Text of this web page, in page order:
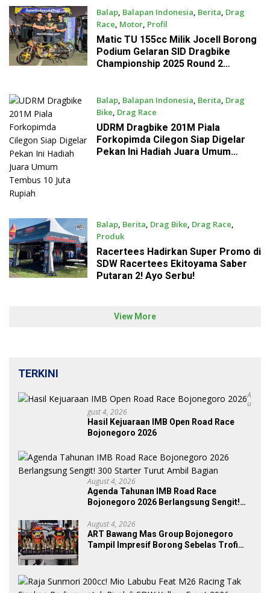
Balap, Balapan Indonesia, Berita, Drag
Race, Motor, Profil
July 29, 2025
Matic TU 155cc Milik Jocell Borong
Podium Gelaran SID Dragbike
Championship 2025 Round 2
Balap, Balapan Indonesia, Berita, Drag
Bike, Drag Race
July 1, 2025
UDRM Dragbike 201M Piala
Forkopimda Cilegon Siap Digelar
Pekan Ini Hadiah Juara Umum
Balap, Berita, Drag Bike, Drag Race,
Produk
June 20, 2025
Racertees Hadirkan Super Promo di
SDW Racertees Ekitoyama Saber
Putaran 2! Ayo Serbu!
View More
TERKINI
A
U
Gust 4, 2026
Hasil Kejuaraan IMB Open Road Race
Bojonegoro 2026
August 4, 2026
Agenda Tahunan IMB Road Race
Bojonegoro 2026 Berlangsung Sengit!
August 4, 2026
ART Bawang Mas Group Bojonegoro
Tampil Impresif Borong Sebelas Trofi